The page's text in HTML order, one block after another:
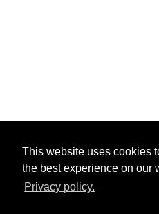
This website uses cookies
the best experience on our
Privacy policy.